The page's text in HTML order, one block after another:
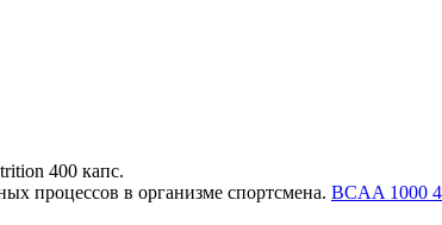
400 капс.
процессов в организме спортсмена. BCAA 1000